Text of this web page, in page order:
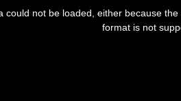
could not be loaded, either because
format is not